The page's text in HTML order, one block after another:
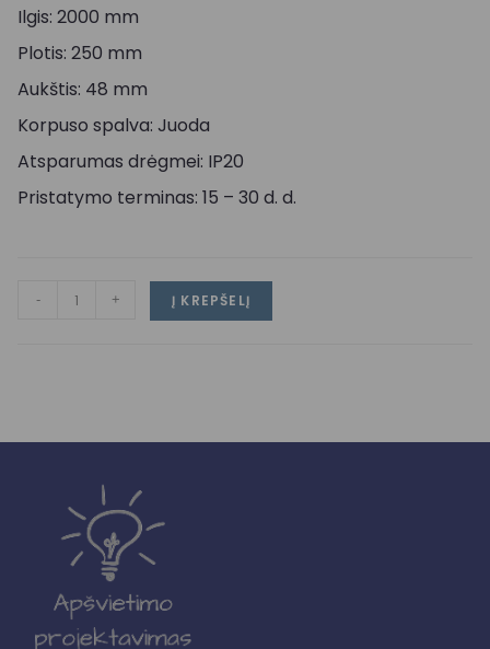
Ilgis: 2000 mm
Plotis: 250 mm
Aukštis: 48 mm
Korpuso spalva: Juoda
Atsparumas drėgmei: IP20
Pristatymo terminas: 15 – 30 d. d.
- + Į KREPŠELĮ